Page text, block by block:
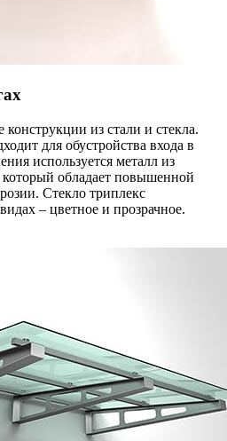
из стали и стекла.
для обустройства входа в
используется металл из
обладает повышенной
Стекло триплекс
– цветное и прозрачное.